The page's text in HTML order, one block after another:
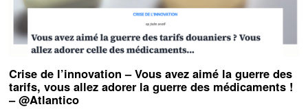
Crise de l’innovation – Vous avez aimé la guerre des
tarifs, vous allez adorer la guerre des médicaments !
– @Atlantico